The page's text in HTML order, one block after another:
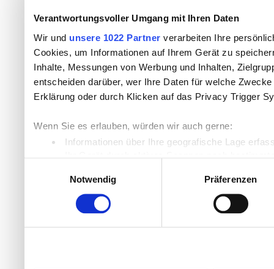
Verantwortungsvoller Umgang mit Ihren Daten
Wir und unsere 1022 Partner verarbeiten Ihre
Cookies, um Informationen auf Ihrem Gerät zu
Inhalte, Messungen von Werbung und Inhalten,
entscheiden darüber, wer Ihre Daten für welche
Erklärung oder durch Klicken auf das Privacy Trigger
Wenn Sie es erlauben, würden wir auch gerne:
Informationen über Ihre geografische Lage
Ihr Gerät durch aktives Scannen nach
Wir verwenden Cookies, um Inhalte und Anzeigen zu
die Zugriffe auf unsere Website zu analysieren.
Notwendig
Präferenzen